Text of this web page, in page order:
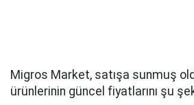
Migros Market, satışa sunmuş
ürünlerinin güncel fiyatlarını şu